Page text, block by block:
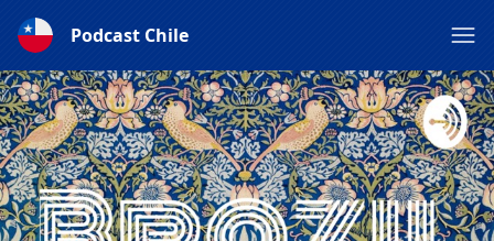
Podcast Chile